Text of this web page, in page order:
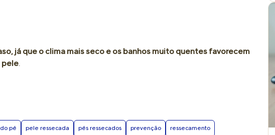
já que o clima mais seco e os banhos muito quentes favorecem
pele.
pé pele ressecada pés ressecados prevenção ressecamento